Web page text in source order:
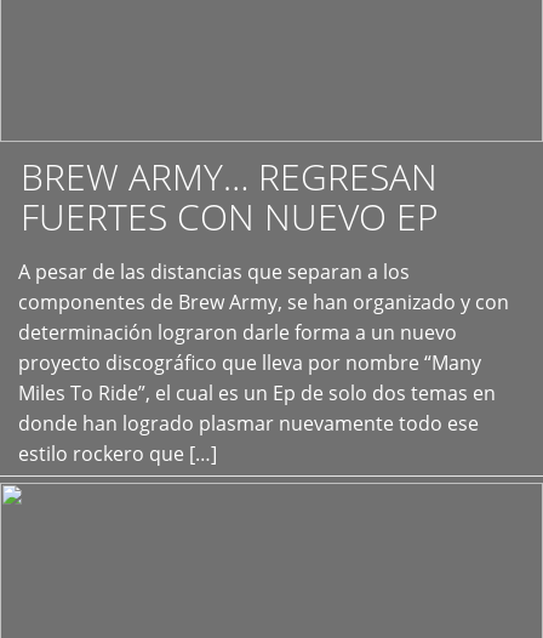
BREW ARMY… REGRESAN
FUERTES CON NUEVO EP
A pesar de las distancias que separan a los
componentes de Brew Army, se han organizado y con
determinación lograron darle forma a un nuevo
proyecto discográfico que lleva por nombre “Many
Miles To Ride”, el cual es un Ep de solo dos temas en
donde han logrado plasmar nuevamente todo ese
estilo rockero que […]
+